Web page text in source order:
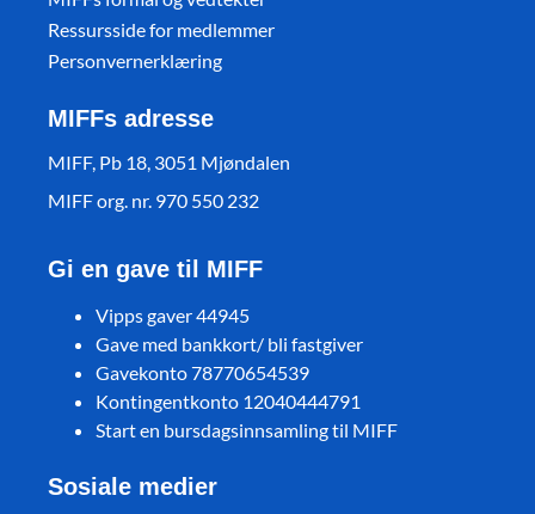
Ressursside for medlemmer
Personvernerklæring
MIFFs adresse
MIFF, Pb 18, 3051 Mjøndalen
MIFF org. nr. 970 550 232
Gi en gave til MIFF
Vipps gaver 44945
Gave med bankkort/ bli fastgiver
Gavekonto 78770654539
Kontingentkonto 12040444791
Start en bursdagsinnsamling til MIFF
Sosiale medier